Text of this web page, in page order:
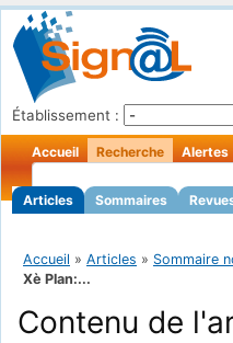
Établissement :
Accueil Recherche
Articles Sommaires
Alertes
Accueil » Articles » Sommaire
Xè Plan:...
Contenu de